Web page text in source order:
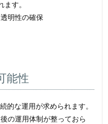
す。
明性の確保
能性
的な運用が求められます。
の運用体制が整っておら